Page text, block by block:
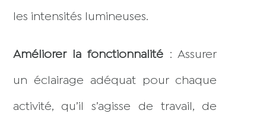
les intensités lumineuses.
Améliorer la fonctionnalité : Assurer
un éclairage adéquat pour chaque
activité, qu’il s’agisse de travail, de